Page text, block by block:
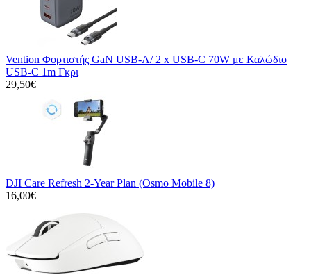
Vention Φορτιστής GaN USB-A/ 2 x USB-C 70W με Καλώδιο
USB-C 1m Γκρι
29,50€
DJI Care Refresh 2-Year Plan (Osmo Mobile 8)
16,00€